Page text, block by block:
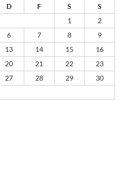
D F S
S
1
2
6 7 8
9
13 14 15
16
20 21 22
23
27 28 29
30